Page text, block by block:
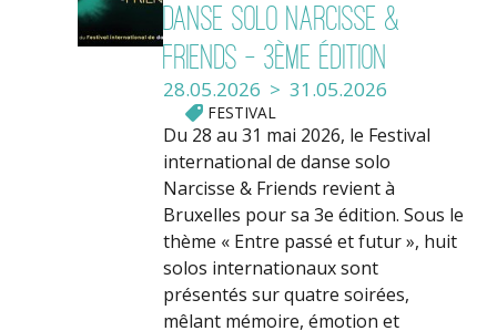
danse solo Narcisse &
Friends - 3ème édition
28.05.2026 > 31.05.2026
FESTIVAL
Du 28 au 31 mai 2026, le Festival
international de danse solo
Narcisse & Friends revient à
Bruxelles pour sa 3e édition. Sous le
thème « Entre passé et futur », huit
solos internationaux sont
présentés sur quatre soirées,
mêlant mémoire, émotion et